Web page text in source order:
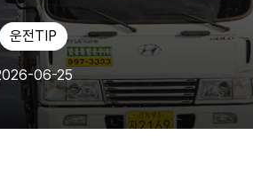
운전TIP
06-25